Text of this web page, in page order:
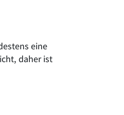
eine
daher ist